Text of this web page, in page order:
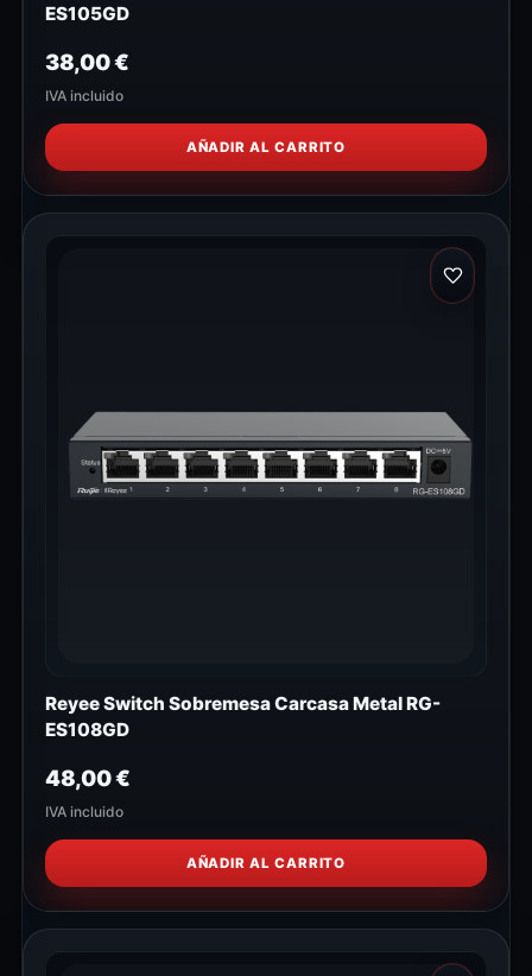
ES105GD
38,00€
IVA incluido
AÑADIR AL CARRITO
Reyee Switch Sobremesa Carcasa Metal RG-
ES108GD
48,00€
IVA incluido
AÑADIR AL CARRITO